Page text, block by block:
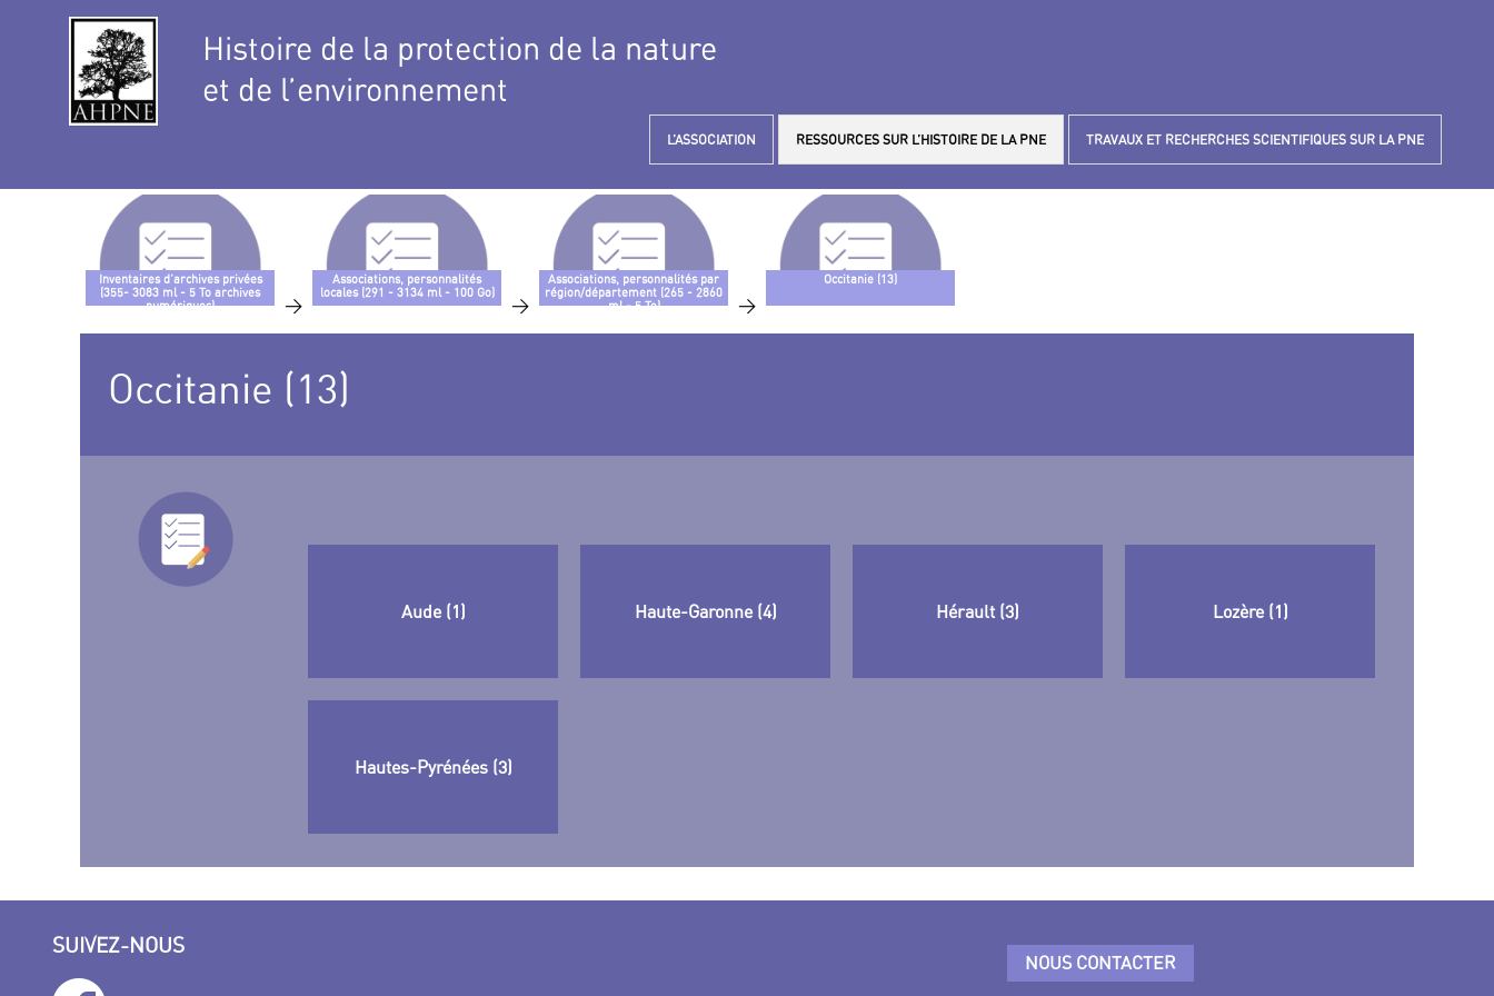
Histoire de la protection de la nature
et de l’environnement
L’ASSOCIATION RESSOURCES SUR L’HISTOIRE DE LA PNE TRAVAUX ET RECHERCHES SCIENTIFIQUES SUR LA PNE
Inventaires d’archives privées
(355- 3083 ml - 5 To archives
numériques)
>
Associations, personnalités
locales (291 - 3134 ml - 100 Go)
>
Associations, personnalités par
région/département (265 - 2860
ml - 5 To)
>
Occitanie (13)
Occitanie (13)
Aude (1) Haute-Garonne (4) Hérault (3) Lozère (1)
Hautes-Pyrénées (3)
SUIVEZ-NOUS
NOUS CONTACTER